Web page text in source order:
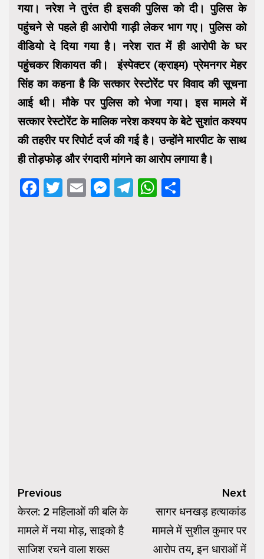
गया। नरेश ने तुरंत ही इसकी पुलिस को दी। पुलिस के
पहुंचने से पहले ही आरोपी गाड़ी लेकर भाग गए। पुलिस को
वीडियो दे दिया गया है। नरेश रात में ही आरोपी के घर
पहुंचकर शिकायत की। इंस्पेक्टर (क्राइम) प्रेमनगर मेहर
सिंह का कहना है कि सत्कार रेस्टोरेंट पर विवाद की सूचना
आई थी। मौके पर पुलिस को भेजा गया। इस मामले में
सत्कार रेस्टोरेंट के मालिक नरेश कश्यप के बेटे सुशांत कश्यप
की तहरीर पर रिपोर्ट दर्ज की गई है। उन्होंने मारपीट के साथ
ही तोड़फोड़ और रंगदारी मांगने का आरोप लगाया है।
Facebook
Twitter
EmailMessenger
Telegram
WhatsApp
Continue
Reading
Previous
केरल: 2 महिलाओं की बलि के
मामले में नया मोड़, साइको है
साजिश रचने वाला शख्स
Next
सागर धनखड़ हत्याकांड
मामले में सुशील कुमार पर
आरोप तय, इन धाराओं में